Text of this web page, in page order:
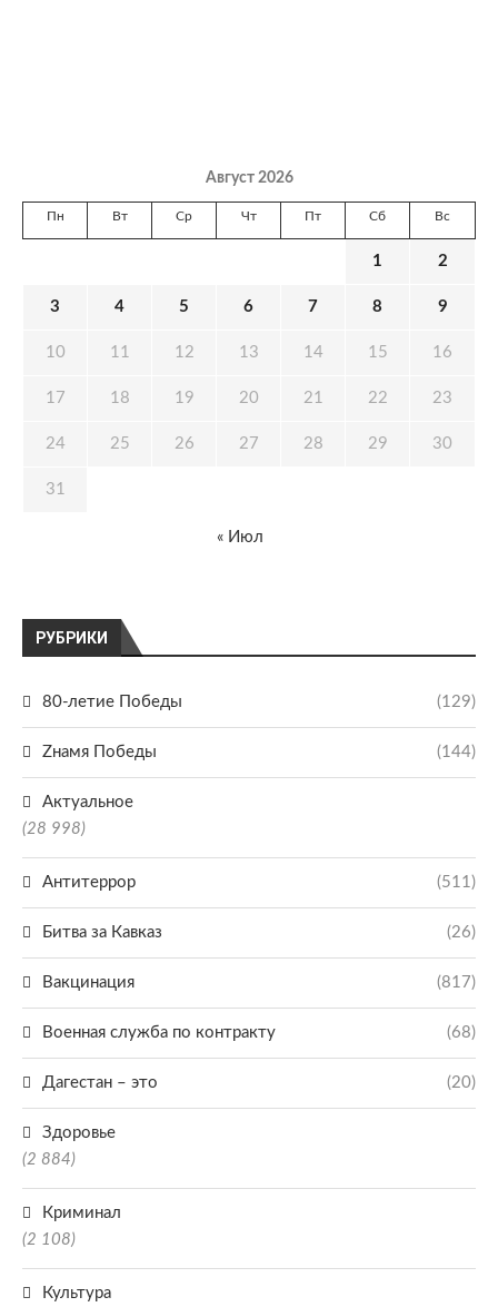
РУБРИКИ
80-летие Победы (129)
Zнамя Победы (144)
Актуальное
(28 998)
Антитеррор (511)
Битва за Кавказ (26)
Вакцинация (817)
Военная служба по контракту (68)
Дагестан – это (20)
Здоровье
(2 884)
Криминал
(2 108)
Культура
Август 2026
Пн Вт Ср Чт Пт Сб Вс
1 2
3 4 5 6 7 8 9
10 11 12 13 14 15 16
17 18 19 20 21 22 23
24 25 26 27 28 29 30
31
« Июл